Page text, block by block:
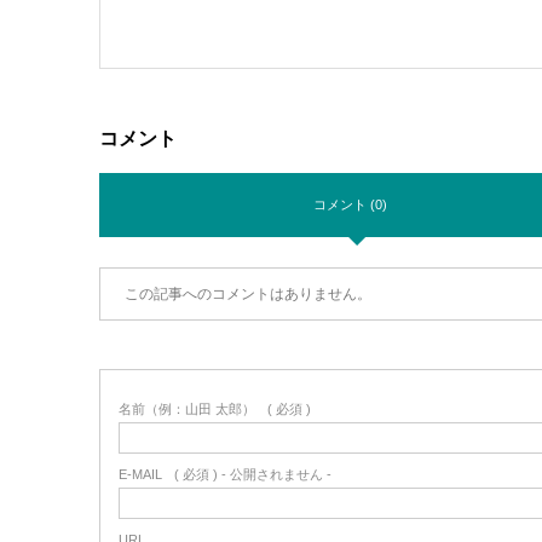
コメント
コメント (0)
この記事へのコメントはありません。
名前（例：山田 太郎） ( 必須 )
E-MAIL ( 必須 ) - 公開されません -